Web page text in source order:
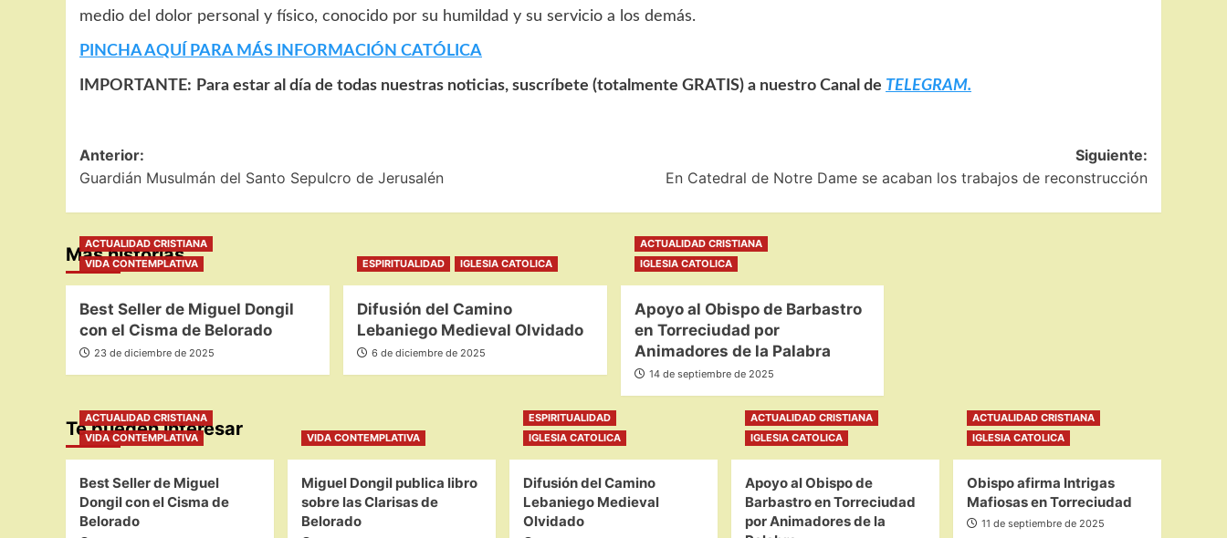
medio del dolor personal y físico, conocido por su humildad y su servicio a los demás.
PINCHA AQUÍ PARA MÁS INFORMACIÓN CATÓLICA
IMPORTANTE: Para estar al día de todas nuestras noticias, suscríbete (totalmente GRATIS) a nuestro Canal de TELEGRAM.
Navegación
de
entradas
Anterior:
Guardián Musulmán del Santo Sepulcro de Jerusalén
Siguiente:
En Catedral de Notre Dame se acaban los trabajos de reconstrucción
Más historias
ACTUALIDAD CRISTIANA
VIDA CONTEMPLATIVA
Best Seller de Miguel Dongil
con el Cisma de Belorado
23 de diciembre de 2025
ESPIRITUALIDAD IGLESIA CATOLICA
Difusión del Camino
Lebaniego Medieval Olvidado
6 de diciembre de 2025
ACTUALIDAD CRISTIANA
IGLESIA CATOLICA
Apoyo al Obispo de Barbastro
en Torreciudad por
Animadores de la Palabra
14 de septiembre de 2025
Te pueden interesar
ACTUALIDAD CRISTIANA
VIDA CONTEMPLATIVA
Best Seller de Miguel
Dongil con el Cisma de
Belorado
VIDA CONTEMPLATIVA
Miguel Dongil publica libro
sobre las Clarisas de
Belorado
ESPIRITUALIDAD
IGLESIA CATOLICA
Difusión del Camino
Lebaniego Medieval
Olvidado
ACTUALIDAD CRISTIANA
IGLESIA CATOLICA
Apoyo al Obispo de
Barbastro en Torreciudad
por Animadores de la
ACTUALIDAD CRISTIANA
IGLESIA CATOLICA
Obispo afirma Intrigas
Mafiosas en Torreciudad
11 de septiembre de 2025